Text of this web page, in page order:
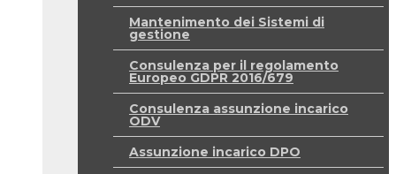
Mantenimento dei Sistemi di
gestione
Consulenza per il regolamento
Europeo GDPR 2016/679
Consulenza assunzione incarico
ODV
Assunzione incarico DPO